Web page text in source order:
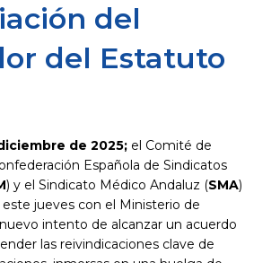
del
del Estatuto
de 2025; el Comité de
Española de Sindicatos
) y el Sindicato Médico Andaluz (SMA)
jueves con el Ministerio de
intento de alcanzar un acuerdo
las reivindicaciones clave de